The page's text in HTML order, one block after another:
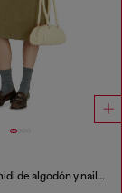
Falda cargo midi de algodón y nailon